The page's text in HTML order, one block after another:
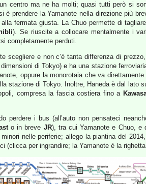
centro ma ne ha molti; quasi tutti però si
è prendere la Yamanote nella direzione più
alla fermata giusta. La Chuo permette di
). Se riuscite a collocare mentalmente i
completamente perduti.
scegliere e non c’è tanta differenza di
di Tokyo) e ha una stazione
oppure la monorotaia che va
stazione di Tokyo. Inoltre, Haneda è dal lato
compresa la fascia costiera fino a
perdere i bus (all’auto non pensateci
o in breve JR), tra cui Yamanote e Chuo, e
nelle periferie; allego la piantina del
(clicca per ingrandire; la Yamanote è la